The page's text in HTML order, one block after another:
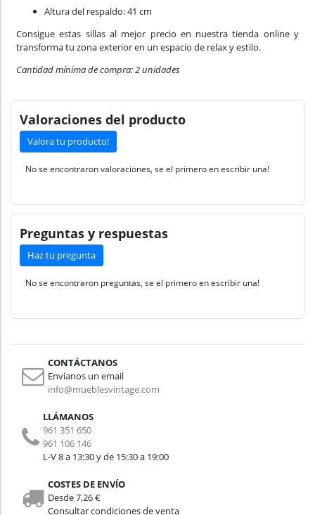
Altura del respaldo: 41 cm
Consigue estas sillas al mejor precio en nuestra tienda online y
transforma tu zona exterior en un espacio de relax y estilo.
Cantidad mínima de compra: 2 unidades
Valoraciones del producto
Valora tu producto!
No se encontraron valoraciones, se el primero en escribir una!
Preguntas y respuestas
Haz tu pregunta
No se encontraron preguntas, se el primero en escribir una!
CONTÁCTANOS
Envíanos un email
info@mueblesvintage.com
LLÁMANOS
961 351 650
961 106 146
L-V 8 a 13:30 y de 15:30 a 19:00
COSTES DE ENVÍO
Desde 7,26 €
Consultar condiciones de venta